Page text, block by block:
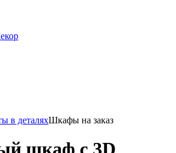
в деталяхШкафы на заказ